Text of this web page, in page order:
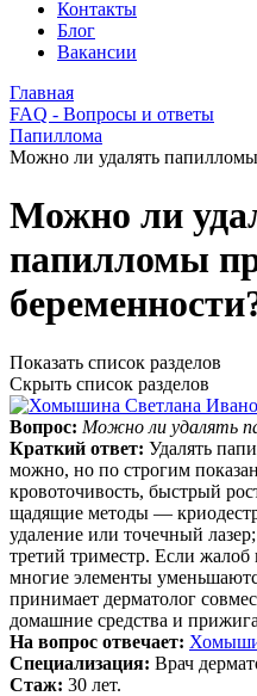
Контакты
Блог
Вакансии
Главная
FAQ - Вопросы и ответы
Папиллома
Можно ли удалять
Можно ли
папилломы
Показать список разделов
Скрыть список разделов
Вопрос: Можно ли удалять
Краткий ответ: Удалять
можно, но по строгим
кровоточивость, быстрый
щадящие методы —
удаление или точечный
третий триместр. Если
многие элементы
принимает дерматолог
домашние средства и
На вопрос отвечает:
Специализация: Врач
Стаж: 30 лет.